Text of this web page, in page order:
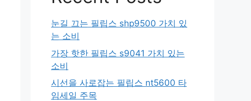
눈길 끄는 필립스 shp9500 가치 있
는 소비
가장 핫한 필립스 s9041 가치 있는
소비
시선을 사로잡는 필립스 nt5600 타
임세일 주목